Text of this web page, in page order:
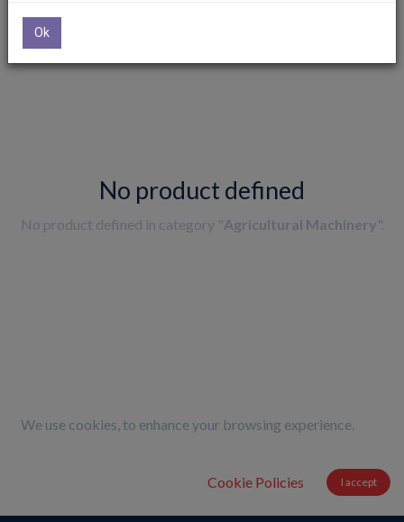
No product defined
No product defined in category "Agricultural Machinery".
We use cookies, to enhance your browsing experience.
Cookie Policies I accept
Ok